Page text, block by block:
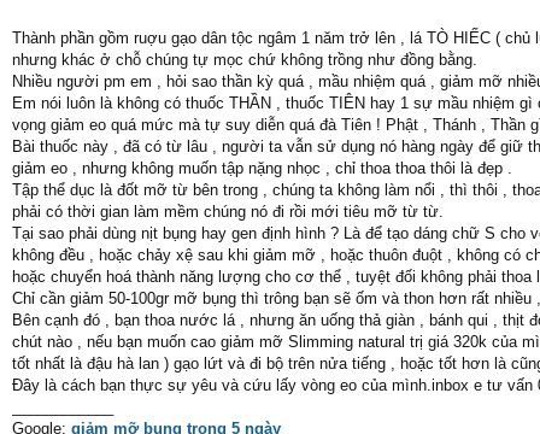
Thành phần gồm ruợu gạo dân tộc ngâm 1 năm trở lên , lá TÒ HIẾC (
nhưng khác ở chỗ chúng tự mọc chứ không trồng như đồng bằng.
Nhiều người pm em , hỏi sao thần kỳ quá , mầu nhiệm quá , giảm mỡ
Em nói luôn là không có thuốc THẦN , thuốc TIÊN hay 1 sự mầu nhiệm
vọng giảm eo quá mức mà tự suy diễn quá đà Tiên ! Phật , Thánh , Thần
Bài thuốc này , đã có từ lâu , người ta vẫn sử dụng nó hàng ngày để giữ
giảm eo , nhưng không muốn tập nặng nhọc , chỉ thoa thoa thôi là đẹp .
Tập thể dục là đốt mỡ từ bên trong , chúng ta không làm nổi , thì thôi ,
phải có thời gian làm mềm chúng nó đi rồi mới tiêu mỡ từ từ.
Tại sao phải dùng nịt bụng hay gen định hình ? Là để tạo dáng chữ S
không đều , hoặc chảy xệ sau khi giảm mỡ , hoặc thuôn đuột , không
hoặc chuyển hoá thành năng lượng cho cơ thể , tuyệt đối không phải
Chỉ cần giảm 50-100gr mỡ bụng thì trông bạn sẽ ốm và thon hơn rất
Bên cạnh đó , bạn thoa nước lá , nhưng ăn uống thả giàn , bánh qui ,
chút nào , nếu bạn muốn cao giảm mỡ Slimming natural trị giá 320k của
tốt nhất là đậu hà lan ) gạo lứt và đi bộ trên nửa tiếng , hoặc tốt hơn là
Đây là cách bạn thực sự yêu và cứu lấy vòng eo của mình.inbox e tư vấn
Google: giảm mỡ bụng trong 5 ngày